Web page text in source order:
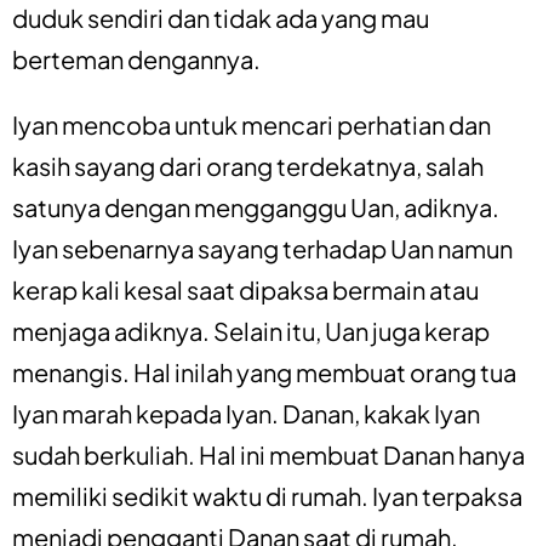
duduk sendiri dan tidak ada yang mau
berteman dengannya.
Iyan mencoba untuk mencari perhatian dan
kasih sayang dari orang terdekatnya, salah
satunya dengan mengganggu Uan, adiknya.
Iyan sebenarnya sayang terhadap Uan namun
kerap kali kesal saat dipaksa bermain atau
menjaga adiknya. Selain itu, Uan juga kerap
menangis. Hal inilah yang membuat orang tua
Iyan marah kepada Iyan. Danan, kakak Iyan
sudah berkuliah. Hal ini membuat Danan hanya
memiliki sedikit waktu di rumah. Iyan terpaksa
menjadi pengganti Danan saat di rumah.